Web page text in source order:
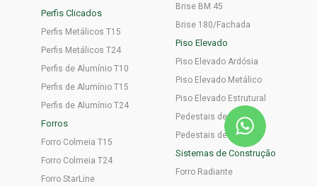
Perfis Clicados
Perfis Metálicos T15
Perfis Metálicos T24
Perfis de Alumínio T10
Perfis de Alumínio T15
Perfis de Alumínio T24
Forros
Forro Colmeia T15
Forro Colmeia T24
Forro StarLine
Brise BM 45
Brise 180/Fachada
Piso Elevado
Piso Elevado Ardósia
Piso Elevado Metálico
Piso Elevado Estrutural
Pedestais de Aço
Pedestais de Plástico
Sistemas de Construção
Forro Radiante